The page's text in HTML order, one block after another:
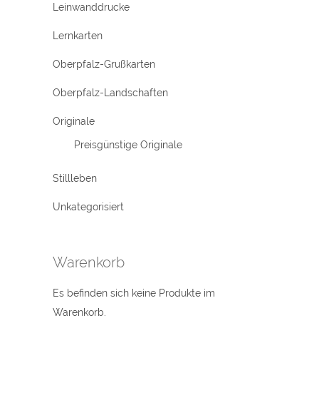
Leinwanddrucke
Lernkarten
Oberpfalz-Grußkarten
Oberpfalz-Landschaften
Originale
Preisgünstige Originale
Stillleben
Unkategorisiert
Warenkorb
Es befinden sich keine Produkte im
Warenkorb.